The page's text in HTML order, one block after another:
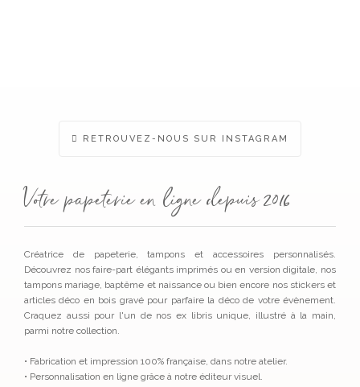
RETROUVEZ-NOUS SUR INSTAGRAM
Votre papeterie en ligne depuis 2016
Créatrice de papeterie, tampons et accessoires personnalisés.
Découvrez nos faire-part élégants imprimés ou en version digitale, nos
tampons mariage, baptême et naissance ou bien encore nos stickers et
articles déco en bois gravé pour parfaire la déco de votre évènement.
Craquez aussi pour l'un de nos ex libris unique, illustré à la main,
parmi notre collection.
• Fabrication et impression 100% française, dans notre atelier.
• Personnalisation en ligne grâce à notre éditeur visuel.